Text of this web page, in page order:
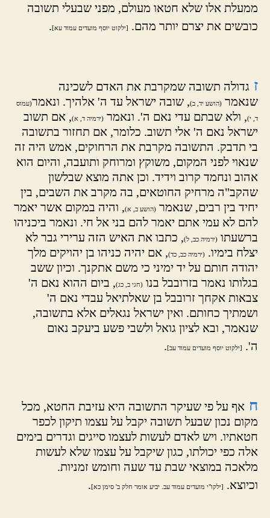
ממעלת אלו שלא חטאו מעולם, מפני שבעלי תשובה
כובשים את יצרם יותר מהם. [ילקוט יוסף מועדים עמוד עא].
ז גדולה תשובה שמקרבת את האדם לשכינה
שנאמר (הושע יד, ב), שובה ישראל עד ה' אלהיך. ונאמר(עמוס
ד, י), ולא שבתם עדי נאם ה'. ונאמר (ירמיה ד, א), אם תשוב
ישראל נאם ה' אלי תשוב. כלומר, אם תחזור בתשובה
בי תדבק. התשובה מקרבת את הרחוקים, אמש היה זה
שנאוי לפני המקום, משוקץ ומרוחק ותועבה, והיום הוא
אהוב ונחמד קרוב וידיד. וכן אתה מוצא שבלשון
שהקב"ה מרחיק החוטאים, בה מקרב את השבים, בין
יחיד בין רבים, שנאמר (הושע ב, א), והיה במקום אשר יאמר
להם לא עמי אתם יאמר להם בני אל חי. ונאמר ביכניהו
ברשעתו (ירמיה כב, ל), כתבו את האיש הזה ערירי גבר לא
יצלח בימיו. (ירמיה כב, כד), אם יהיה כניהו בן יהויקים מלך
יהודה חותם על יד ימיני כי משם אתקנך. וכיון ששב
בגלותו נאמר בזרובבל בנו (חגי ב, כג), ביום ההוא נאם ה'
צבאות אקחך זרובבל בן שאלתיאל עבדי נאם ה'
ושמתיך כחותם. ואין ישראל נגאלים אלא בתשובה,
שנאמר, ובא לציון גואל ולשבי פשע ביעקב נאום
ה'. [ילקוט יוסף מועדים עמוד עב].
ח אף על פי שעיקר התשובה היא עזיבת החטא, מכל
מקום נכון שבעל תשובה יקבל על עצמו תיקון לכפר
חטאתיו. ויש לאדם לעשות לעצמו סייגים וגדרים בימים
אלה כפי יכולתו, כגון שיקבל על עצמו שלא לעשות
מלאכה במוצאי שבת עד שעה וחומש זמניות.
וכיוצא. [ילקו"י מועדים עמוד עב. יביע אומר חלק ב' סימן כא].